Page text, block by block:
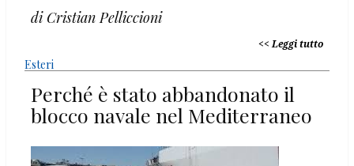
di Cristian Pelliccioni
Leggi tutto
Esteri
Perché è stato abbandonato il
blocco navale nel Mediterraneo